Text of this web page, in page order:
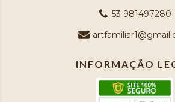
53 981497280
INFORMAÇÃO